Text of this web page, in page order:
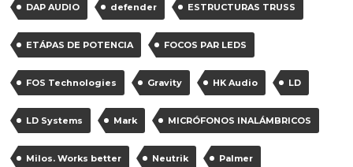
DAP AUDIO defender ESTRUCTURAS TRUSS
ETÁPAS DE POTENCIA FOCOS PAR LEDS
FOS Technologies Gravity HK Audio LD
LD Systems Mark MICRÓFONOS INALÁMBRICOS
Milos. Works better Neutrik Palmer